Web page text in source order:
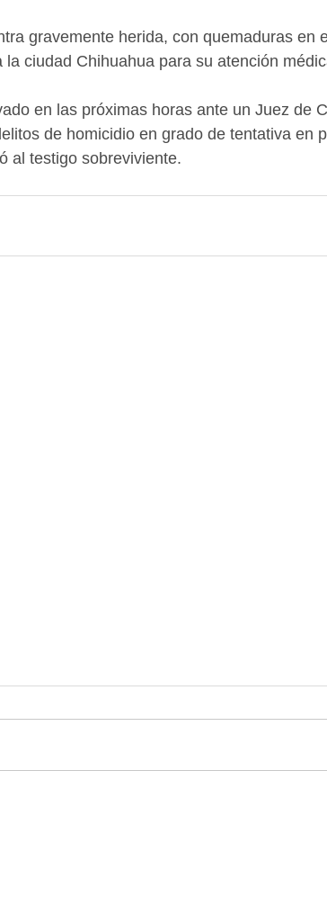
gravemente herida, con quemaduras en
la ciudad Chihuahua para su atención
en las próximas horas ante un Juez de
de homicidio en grado de tentativa en
al testigo sobreviviente.